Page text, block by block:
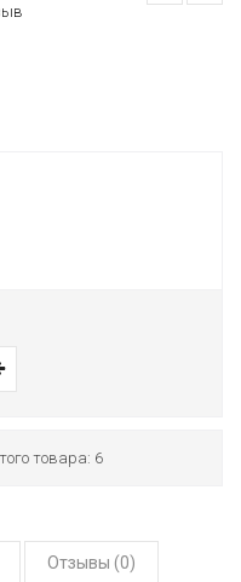
товара: 6
Отзывы (0)